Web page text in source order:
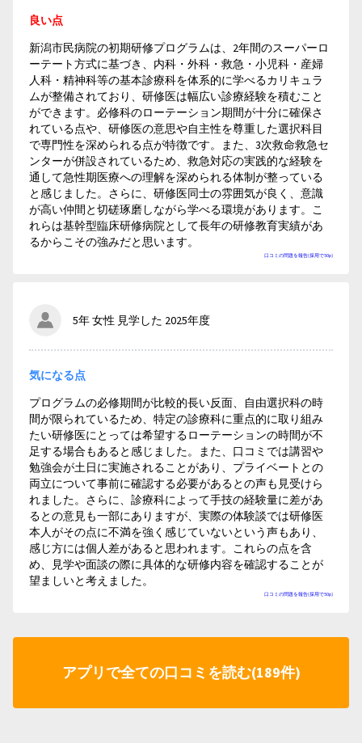
口コミの問題を報告(採用で50p)
良い点
新潟市民病院の初期研修プログラムは、2年間のスーパーロ
ーテート方式に基づき、内科・外科・救急・小児科・産婦
人科・精神科等の基本診療科を体系的に学べるカリキュラ
ムが整備されており、研修医は幅広い診療経験を積むこと
ができます。必修科のローテーション期間が十分に確保さ
れている点や、研修医の意思や自主性を尊重した選択科目
で専門性を深められる点が特徴です。また、3次救命救急セ
ンターが併設されているため、救急対応の実践的な経験を
通して急性期医療への理解を深められる体制が整っている
と感じました。さらに、研修医同士の雰囲気が良く、意識
が高い仲間と切磋琢磨しながら学べる環境があります。こ
れらは基幹型臨床研修病院として長年の研修教育実績があ
るからこその強みだと思います。
5年 女性 見学した 2025年度
口コミの問題を報告(採用で50p)
気になる点
プログラムの必修期間が比較的長い反面、自由選択科の時
間が限られているため、特定の診療科に重点的に取り組み
たい研修医にとっては希望するローテーションの時間が不
足する場合もあると感じました。また、口コミでは講習や
勉強会が土日に実施されることがあり、プライベートとの
両立について事前に確認する必要があるとの声も見受けら
れました。さらに、診療科によって手技の経験量に差があ
るとの意見も一部にありますが、実際の体験談では研修医
本人がその点に不満を強く感じていないという声もあり、
感じ方には個人差があると思われます。これらの点を含
め、見学や面談の際に具体的な研修内容を確認することが
望ましいと考えました。
アプリで全ての口コミを読む(189件)